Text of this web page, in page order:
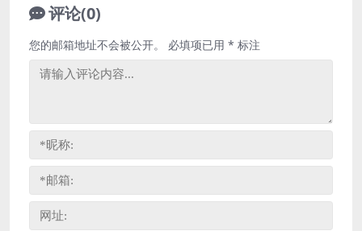
评论(0)
您的邮箱地址不会被公开。 必填项已用 * 标注